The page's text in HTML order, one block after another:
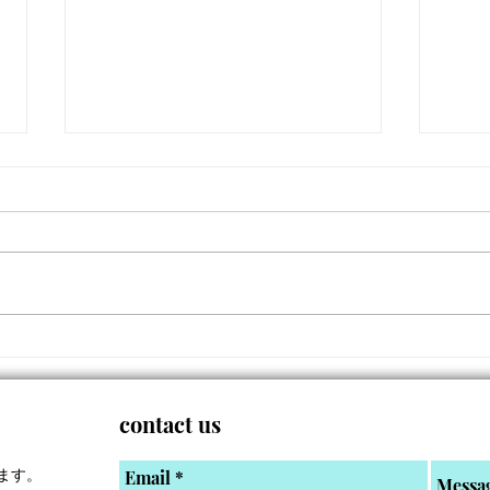
ール
ー
す。
contact us